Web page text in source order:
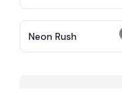
Neon Rush